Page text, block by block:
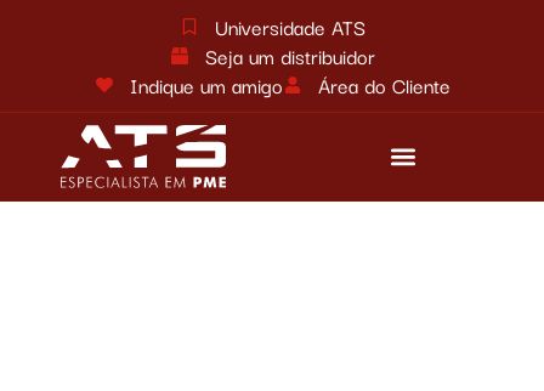
Universidade ATS
Seja um distribuidor
Indique um amigo
Área do Cliente